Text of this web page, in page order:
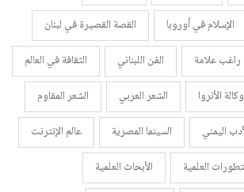
الإسلام في أوروبا
القصة القصيرة في لبنان
راغب علامة الفن اللبناني
الثقافة في العالم
وكالة الأنروا الشعر العربي
الشعر المقاوم
اليمني السينما المصرية
عالم الإنترنت
العلمية
الأبحاث العلمية